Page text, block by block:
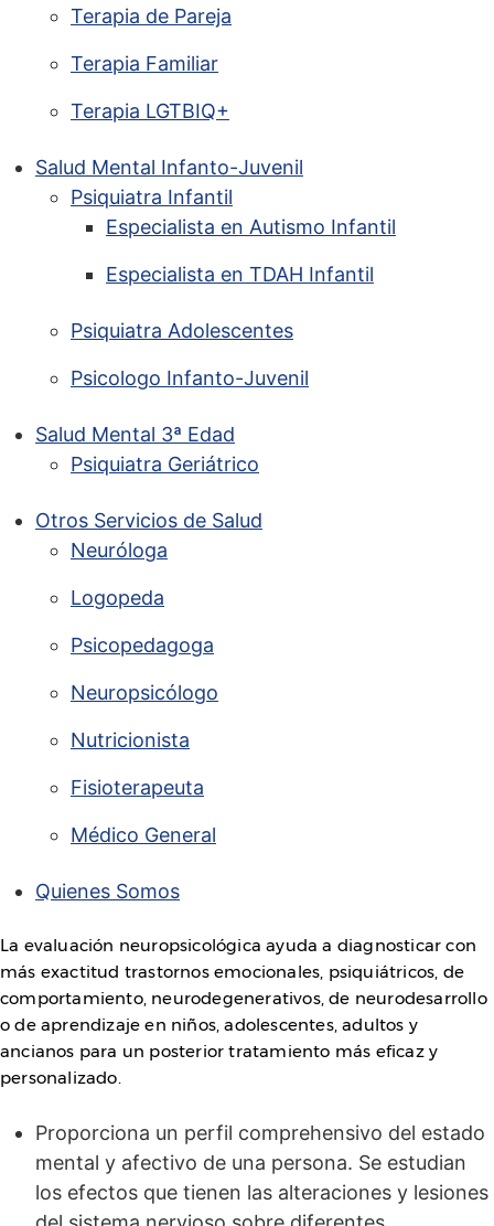
Terapia de Pareja
Terapia Familiar
Terapia LGTBIQ+
Salud Mental Infanto-Juvenil
Psiquiatra Infantil
Especialista en Autismo Infantil
Especialista en TDAH Infantil
Psiquiatra Adolescentes
Psicologo Infanto-Juvenil
Salud Mental 3ª Edad
Psiquiatra Geriátrico
Otros Servicios de Salud
Neuróloga
Logopeda
Psicopedagoga
Neuropsicólogo
Nutricionista
Fisioterapeuta
Médico General
Quienes Somos
La evaluación neuropsicológica ayuda a diagnosticar con
más exactitud trastornos emocionales, psiquiátricos, de
comportamiento, neurodegenerativos, de neurodesarrollo
o de aprendizaje en niños, adolescentes, adultos y
ancianos para un posterior tratamiento más eficaz y
personalizado.
Proporciona un perfil comprehensivo del estado
mental y afectivo de una persona. Se estudian
los efectos que tienen las alteraciones y lesiones